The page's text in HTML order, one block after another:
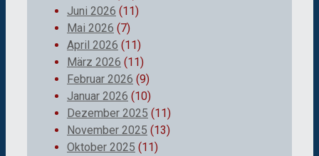
Juni 2026 (11)
Mai 2026 (7)
April 2026 (11)
März 2026 (11)
Februar 2026 (9)
Januar 2026 (10)
Dezember 2025 (11)
November 2025 (13)
Oktober 2025 (11)